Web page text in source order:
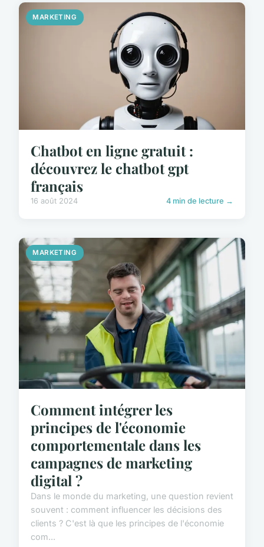
MARKETING
Chatbot en ligne gratuit :
découvrez le chatbot gpt
français
16 août 2024 4 min de lecture →
MARKETING
Comment intégrer les
principes de l'économie
comportementale dans les
campagnes de marketing
digital ?
Dans le monde du marketing, une question revient
souvent : comment influencer les décisions des
clients ? C'est là que les principes de l'économie
com...